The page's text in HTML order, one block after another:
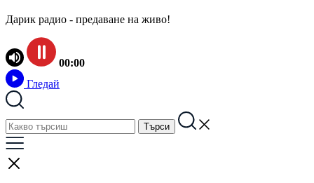
Дарик радио - предаване на живо!
00:00
Гледай